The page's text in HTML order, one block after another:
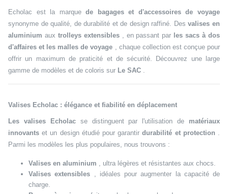
Echolac est la marquede bagages et d'accessoires de voyage
synonyme de qualité, de durabilité et de design raffiné. Desvalises en
aluminium aux trolleys extensibles, en passant par les sacs à dos
d'affaires et les malles de voyage , chaque collection est conçue pour
offrir un maximum de praticité et de sécurité. Découvrez une large
gamme de modèles et de coloris sur Le SAC .
Valises Echolac : élégance et fiabilité en déplacement
Les valises Echolacse distinguent par l'utilisation de matériaux
innovants et un design étudié pour garantirdurabilité et protection .
Parmi les modèles les plus populaires, nous trouvons :
Valises en aluminium , ultra légères et résistantes aux chocs.
Valises extensibles , idéales pour augmenter la capacité de
charge.